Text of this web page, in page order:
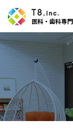
医科・歯科専